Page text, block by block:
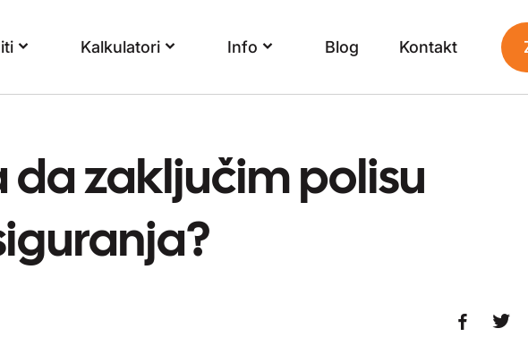
Kalkulatori Info Blog Kontakt
da zaključim polisu